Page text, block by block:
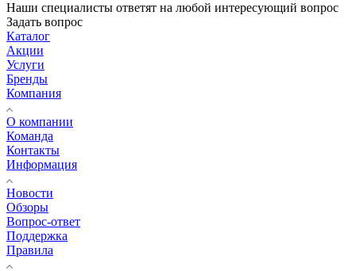
Наши специалисты ответят на любой интересующий вопрос
Задать вопрос
Каталог
Акции
Услуги
Бренды
Компания
О компании
Команда
Контакты
Информация
Новости
Обзоры
Вопрос-ответ
Поддержка
Правила